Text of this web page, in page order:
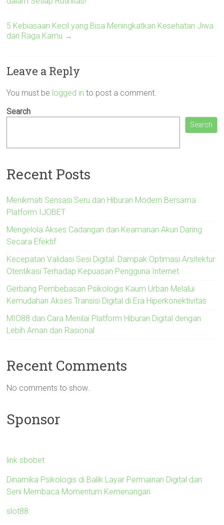
5 Kebiasaan Kecil yang Bisa Meningkatkan Kesehatan Jiwa
dan Raga Kamu →
Leave a Reply
You must be logged in to post a comment.
Search
Search
Recent Posts
Menikmati Sensasi Seru dan Hiburan Modern Bersama
Platform IJOBET
Mengelola Akses Cadangan dan Keamanan Akun Daring
Secara Efektif
Kecepatan Validasi Sesi Digital: Dampak Optimasi Arsitektur
Otentikasi Terhadap Kepuasan Pengguna Internet
Gerbang Pembebasan Psikologis Kaum Urban Melalui
Kemudahan Akses Transisi Digital di Era Hiperkonektivitas
MIO88 dan Cara Menilai Platform Hiburan Digital dengan
Lebih Aman dan Rasional
Recent Comments
No comments to show.
Sponsor
link sbobet
Dinamika Psikologis di Balik Layar Permainan Digital dan
Seni Membaca Momentum Kemenangan
slot88